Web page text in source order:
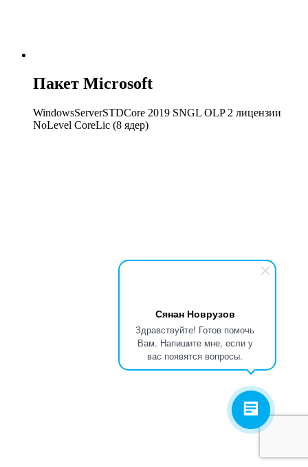
Сянан Новрузов
Здравствуйте! Готов помочь
Вам. Напишите мне, если у
вас появятся вопросы.
Пакет Microsoft
WindowsServerSTDCore 2019 SNGL OLP 2 лицензии
NoLevel CoreLic (8 ядер)